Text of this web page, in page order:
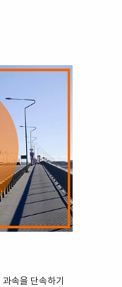
미를 가집니
safely after
속을 단속하기